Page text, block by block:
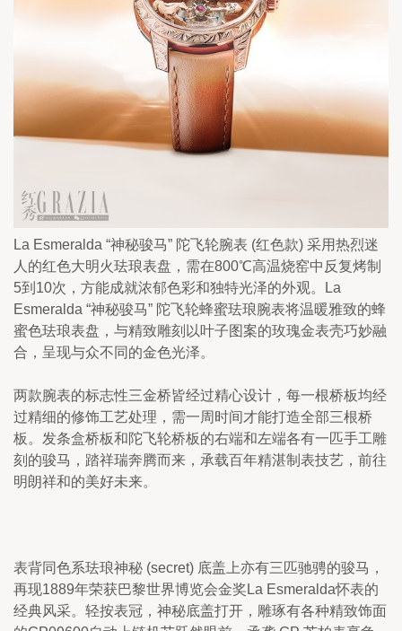
La Esmeralda “神秘骏马” 陀飞轮腕表 (红色款) 采用热烈迷
人的红色大明火珐琅表盘，需在800℃高温烧窑中反复烤制
5到10次，方能成就浓郁色彩和独特光泽的外观。La
Esmeralda “神秘骏马” 陀飞轮蜂蜜珐琅腕表将温暖雅致的蜂
蜜色珐琅表盘，与精致雕刻以叶子图案的玫瑰金表壳巧妙融
合，呈现与众不同的金色光泽。
两款腕表的标志性三金桥皆经过精心设计，每一根桥板均经
过精细的修饰工艺处理，需一周时间才能打造全部三根桥
板。发条盒桥板和陀飞轮桥板的右端和左端各有一匹手工雕
刻的骏马，踏祥瑞奔腾而来，承载百年精湛制表技艺，前往
明朗祥和的美好未来。
表背同色系珐琅神秘 (secret) 底盖上亦有三匹驰骋的骏马，
再现1889年荣获巴黎世界博览会金奖La Esmeralda怀表的
经典风采。轻按表冠，神秘底盖打开，雕琢有各种精致饰面